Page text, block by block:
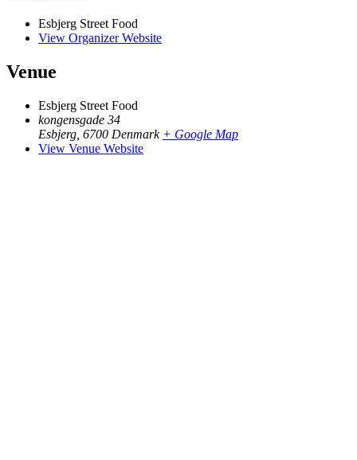
Esbjerg Street Food
View Organizer Website
Venue
Esbjerg Street Food
kongensgade 34
Esbjerg 6700 Denmark + Google Map
View Venue Website